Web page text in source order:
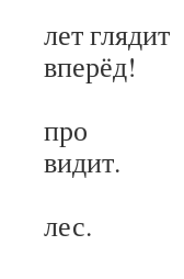
лет глядит
про
И